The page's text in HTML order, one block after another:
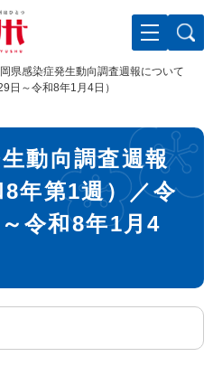
県感染症発生動向調査週報について
日～令和8年1月4日）
動向調査週報
年第1週）／令
令和8年1月4